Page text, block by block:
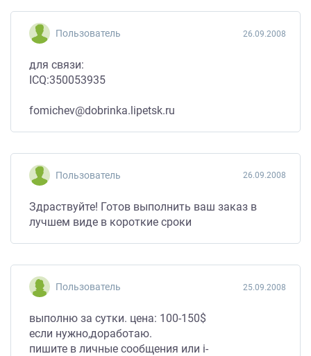
Пользователь 26.09.2008
для связи:
ICQ:350053935
fomichev@dobrinka.lipetsk.ru
Пользователь 26.09.2008
Здраствуйте! Готов выполнить ваш заказ в
лучшем виде в короткие сроки
Пользователь 25.09.2008
выполню за сутки. цена: 100-150$
если нужно,доработаю.
пишите в личные сообщения или i-